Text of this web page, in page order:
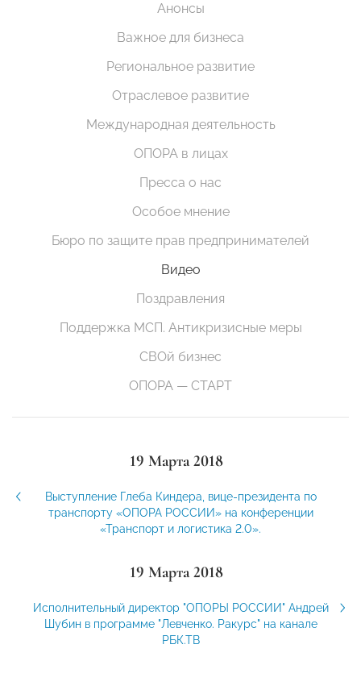
Анонсы
Важное для бизнеса
Региональное развитие
Отраслевое развитие
Международная деятельность
ОПОРА в лицах
Пресса о нас
Особое мнение
Бюро по защите прав предпринимателей
Видео
Поздравления
Поддержка МСП. Антикризисные меры
СВОй бизнес
ОПОРА — СТАРТ
19 Марта 2018
Выступление Глеба Киндера, вице-президента по
транспорту «ОПОРА РОССИИ» на конференции
«Транспорт и логистика 2.0».
19 Марта 2018
Исполнительный директор "ОПОРЫ РОССИИ" Андрей
Шубин в программе "Левченко. Ракурс" на канале
РБК.ТВ